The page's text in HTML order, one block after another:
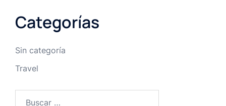
Categorías
Sin categoría
Travel